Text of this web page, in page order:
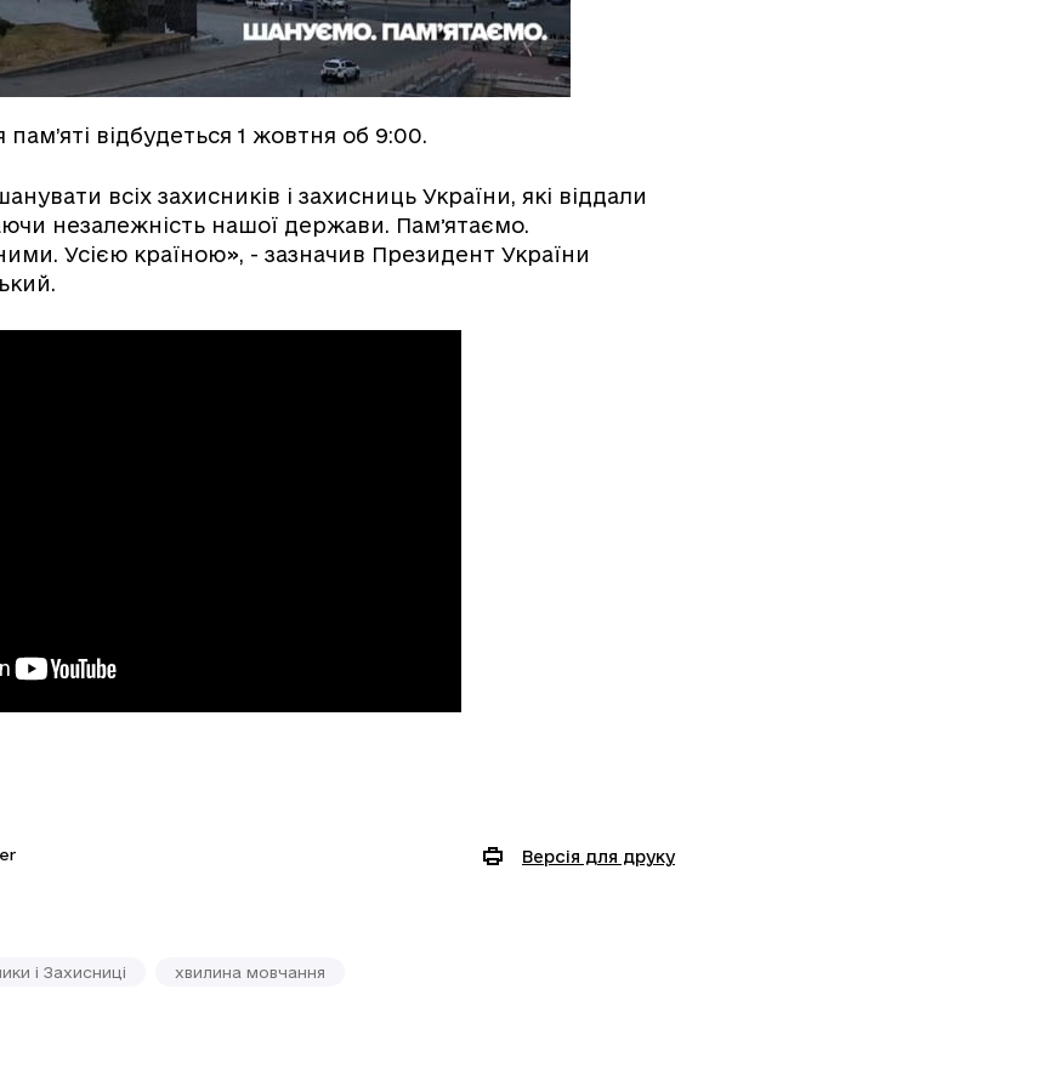
пам’яті відбудеться 1 жовтня об 9:00.
всіх захисників і захисниць України, які віддали
незалежність нашої держави. Памʼятаємо.
Усією країною», - зазначив Президент України
Версія для друку
і Захисниці хвилина мовчання